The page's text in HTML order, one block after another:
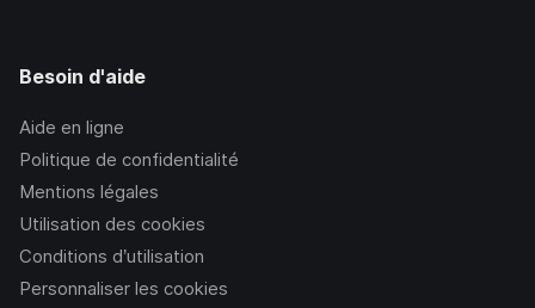
Besoin d'aide
Aide en ligne
Politique de confidentialité
Mentions légales
Utilisation des cookies
Conditions d’utilisation
Personnaliser les cookies